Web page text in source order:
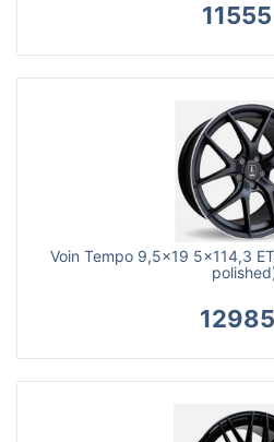
11555
Voin Tempo 9,5x19 5x114,3
12985